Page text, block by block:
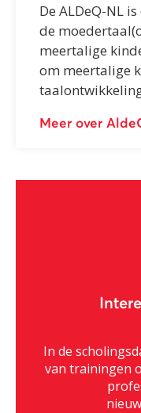
De ALDeQ-NL
de
meertalige
om meertalige
Meer over
In de
van trainingen